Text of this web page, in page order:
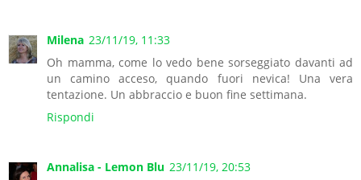
Milena 23/11/19, 11:33
Oh mamma, come lo vedo bene sorseggiato davanti ad
un camino acceso, quando fuori nevica! Una vera
tentazione. Un abbraccio e buon fine settimana.
Rispondi
Annalisa - Lemon Blu 23/11/19, 20:53